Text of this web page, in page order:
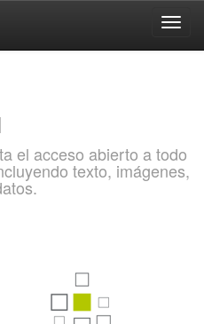
el acceso abierto a todo
texto, imágenes,